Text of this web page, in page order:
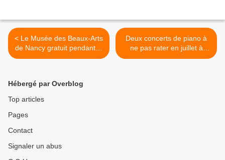
< Le Musée des Beaux-Arts
de Nancy gratuit pendant la
canicule
Deux concerts de piano à
ne pas rater en juillet à
Nancy >
Hébergé par Overblog
Top articles
Pages
Contact
Signaler un abus